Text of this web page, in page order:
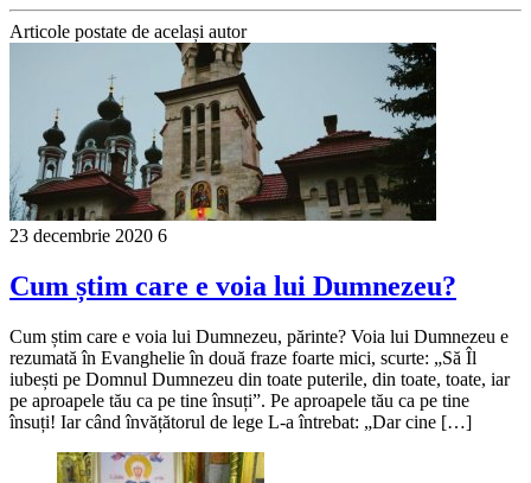
Articole postate de același autor
23 decembrie 2020 6
Cum știm care e voia lui Dumnezeu?
Cum știm care e voia lui Dumnezeu, părinte? Voia lui Dumnezeu e
rezumată în Evanghelie în două fraze foarte mici, scurte: „Să Îl
iubești pe Domnul Dumnezeu din toate puterile, din toate, toate, iar
pe aproapele tău ca pe tine însuți”. Pe aproapele tău ca pe tine
însuți! Iar când învățătorul de lege L-a întrebat: „Dar cine […]